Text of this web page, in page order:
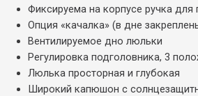
Фиксируема на корпусе ручка для
Опция «качалка» (в дне
Вентилируемое дно люльки
Регулировка подголовника, 3
Люлька просторная и глубокая
Широкий капюшон с